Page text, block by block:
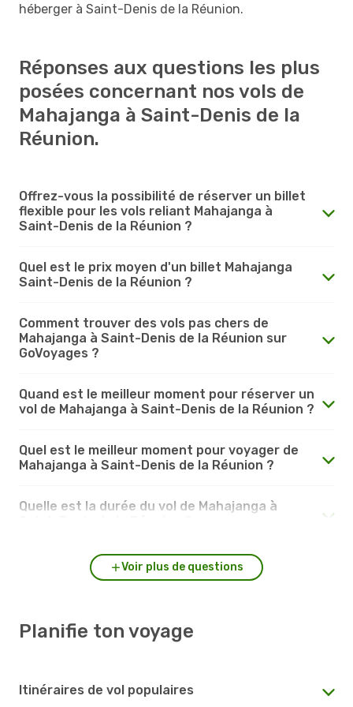
héberger à Saint-Denis de la Réunion.
Réponses aux questions les plus
posées concernant nos vols de
Mahajanga à Saint-Denis de la
Réunion.
Offrez-vous la possibilité de réserver un billet
flexible pour les vols reliant Mahajanga à
Saint-Denis de la Réunion ?
Quel est le prix moyen d'un billet Mahajanga
Saint-Denis de la Réunion ?
Comment trouver des vols pas chers de
Mahajanga à Saint-Denis de la Réunion sur
GoVoyages ?
Quand est le meilleur moment pour réserver un
vol de Mahajanga à Saint-Denis de la Réunion ?
Quel est le meilleur moment pour voyager de
Mahajanga à Saint-Denis de la Réunion ?
Quelle est la durée du vol de Mahajanga à
Voir plus de questions
Planifie ton voyage
Itinéraires de vol populaires